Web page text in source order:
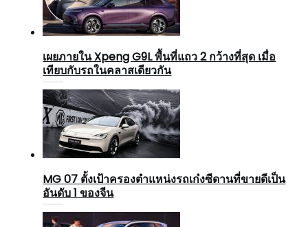
เผยภายใน Xpeng G9L พื้นที่แถว 2 กว้างที่สุด เมื่อ
เทียบกับรถในคลาสเดียวกัน
MG 07 ตั้งเป้าครองตำแหน่งรถเก๋งซีดานที่ขายดีเป็น
อันดับ 1 ของจีน